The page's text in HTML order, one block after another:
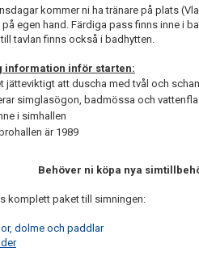
kommer ni ha tränare på plats
egen hand. Färdiga pass finns inne i
tavlan finns också i badhytten.
information inför starten:
jätteviktigt att duscha med tvål och
simglasögon, badmössa och
i simhallen
är 1989
Behöver ni köpa nya
komplett paket till simningen:
dolme och paddlar